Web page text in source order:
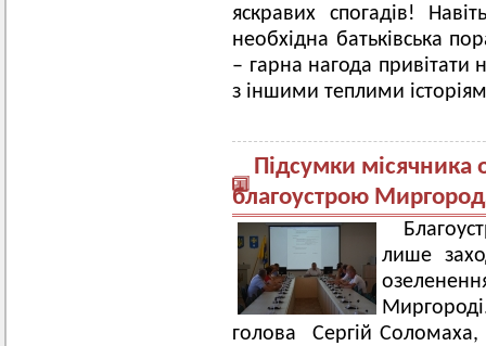
яскравих спогадів!
необхідна батьківська
– гарна нагода привітати
з іншими теплими
Підсумки місячника
благоустрою
лише
голова Сергій Соломаха,